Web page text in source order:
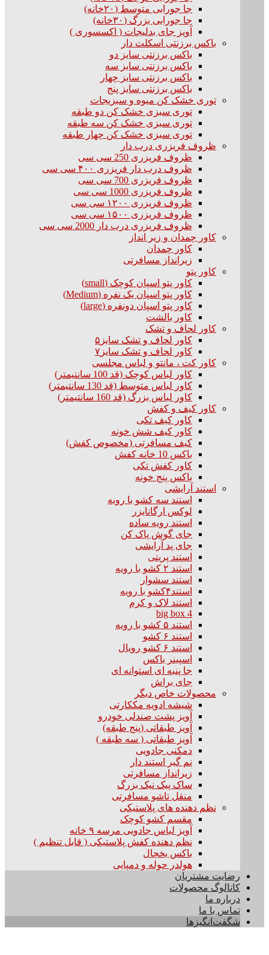
جا جورابی متوسط (۲۰خانه)
جا جورابی بزرگ (۳۰خانه)
آویز جای بدلیجات ( اکسسوری )
باکس برزنتی اسکلت دار
باکس برزنتی سایز دو
باکس برزنتی سایز سه
باکس برزنتی سایز چهار
باکس برزنتی سایز پنج
توری خشک کن میوه و سبزیجات
توری سبزی خشک کن دو طبقه
توری سبزی خشک کن سه طبقه
توری سبزی خشک کن چهار طبقه
ظروف فریزری درب دار
ظروف فریزری 250 سی سی
ظروف درب دار فریزری ۴۰۰ سی سی
ظروف فریزری 700 سی سی
ظروف فریزری 1000 سی سی
ظروف فریزری ۱۲۰۰ سی سی
ظروف فریزری ۱۵۰۰ سی سی
ظروف فریزری درب دار 2000 سی سی
کاور چمدان و زیر انداز
کاور چمدان
زیرانداز مسافرتی
کاور پتو
کاور پتو اسپان کوچک (small)
کاور پتو اسپان یک نفره (Medium)
کاور پتو اسپان دونفره (large)
کاور بالشت
کاور لحاف و تشک
کاور لحاف و تشک سایز۵
کاور لحاف و تشک سایز۷
کاور کت ، مانتو و لباس مجلسی
کاور لباس کوچک (قد 100 سانتیمتر)
کاور لباس متوسط (قد 130 سانتیمتر)
کاور لباس بزرگ (قد 160 سانتیمتر)
کاور کیف و کفش
کاور کیف تکی
کاور کیف شش خونه
کیف مسافرتی (مخصوص کفش)
باکس 10 خانه کفش
کاور کفش تکی
باکس پنج خونه
استند آرایشی
استند سه کشو با رویه
لوکس ارگانایزر
استند رویه ساده
جای گوش پاک کن
جای پد آرایشی
استند پریتی
استند ۲ کشو با رویه
استند سشوار
استند۴کشو با رویه
استند لاک و کرم
big box 4
استند ۵ کشو با رویه
استند ۶ کشو
استند ۶ کشو رویال
اسپینر باکس
جا پنبه ای استوانه ای
جای براش
محصولات خاص دیگر
شیشه ادویه مککارتی
آویز پشت صندلی خودرو
آویز طبقاتی (پنج طبقه)
آویز طبقاتی ( سه طبقه )
دمکنی جادویی
نم گیر استند دار
زیرانداز مسافرتی
ساک پیک نیک بزرگ
منقل تاشو مسافرتی
نظم دهنده های پلاستیکی
مقسم کشو کوچک
آویز لباس جادویی مرسه ۹ خانه
نظم دهنده کفش پلاستیکی ( قابل تنظیم )
باکس یخچال
هولدر حوله و دمپایی
رضایت مشتریان
کاتالوگ محصولات
درباره ما
تماس با ما
شگفت‌انگیزها